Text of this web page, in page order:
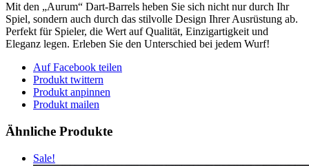
Mit den „Aurum“ Dart-Barrels heben Sie sich nicht nur durch Ihr
Spiel, sondern auch durch das stilvolle Design Ihrer Ausrüstung ab.
Perfekt für Spieler, die Wert auf Qualität, Einzigartigkeit und
Eleganz legen. Erleben Sie den Unterschied bei jedem Wurf!
Auf Facebook teilen
Produkt twittern
Produkt anpinnen
Produkt mailen
Ähnliche Produkte
Sale!